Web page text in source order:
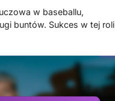
w baseballu,
buntów. Sukces w tej roli